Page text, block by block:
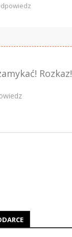
Rozkaz!